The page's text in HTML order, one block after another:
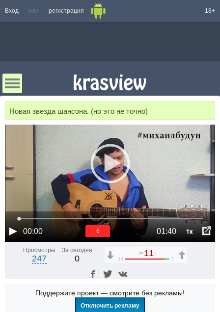
Вход или регистрация 18+
Новая звезда шансона. (но это не точно)
00:00 01:40 1x
5
Просмотры
247
За сегодня
0
−11
14 3
Поддержите проект — смотрите без рекламы!
Отключить рекламу